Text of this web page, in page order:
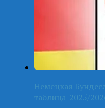
Немецкая
таблица-2025/